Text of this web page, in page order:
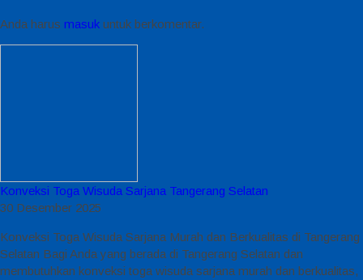
Anda harus masuk untuk berkomentar.
Konveksi Toga Wisuda Sarjana Tangerang Selatan
30 Desember 2025
Konveksi Toga Wisuda Sarjana Murah dan Berkualitas di Tangerang
Selatan Bagi Anda yang berada di Tangerang Selatan dan
membutuhkan konveksi toga wisuda sarjana murah dan berkualitas,